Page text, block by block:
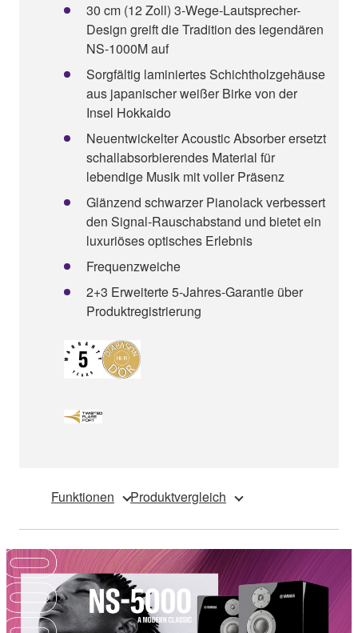
30 cm (12 Zoll) 3-Wege-Lautsprecher-
Design greift die Tradition des legendären
NS-1000M auf
Sorgfältig laminiertes Schichtholzgehäuse
aus japanischer weißer Birke von der
Insel Hokkaido
Neuentwickelter Acoustic Absorber ersetzt
schallabsorbierendes Material für
lebendige Musik mit voller Präsenz
Glänzend schwarzer Pianolack verbessert
den Signal-Rauschabstand und bietet ein
luxuriöses optisches Erlebnis
Frequenzweiche
2+3 Erweiterte 5-Jahres-Garantie über
Produktregistrierung
Funktionen Produktvergleich